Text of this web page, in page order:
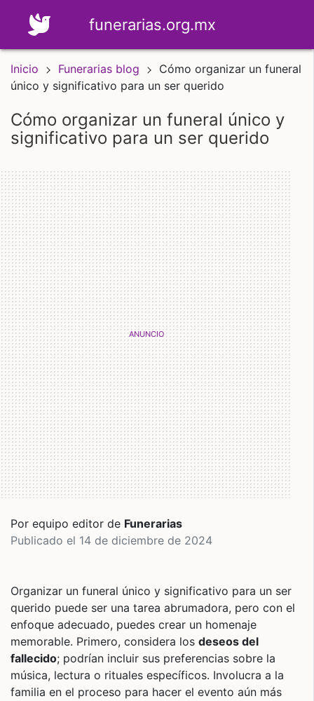
funerarias.org.mx
Inicio Funerarias blog
Cómo organizar un funeral
único y significativo para un ser querido
cómo organizar un funeral único y
significativo para un ser querido
Por equipo editor de Funerarias
Publicado el 14 de diciembre de 2024
Organizar un funeral único y significativo para un ser
querido puede ser una tarea abrumadora, pero con el
enfoque adecuado, puedes crear un homenaje
memorable. Primero, considera los deseos del
fallecido; podrían incluir sus preferencias sobre la
música, lectura o rituales específicos. Involucra a la
familia en el proceso para hacer el evento aún más